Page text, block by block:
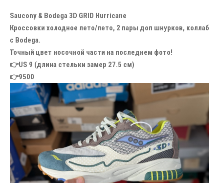
Saucony & Bodega 3D GRID Hurricane
Кроссовки холодное лето/лето, 2 пары доп шнурков, коллаб
с Bodega.
Точный цвет носочной части на последнем фото!
👉US 9 (длина стельки замер 27.5 см)
👉9500